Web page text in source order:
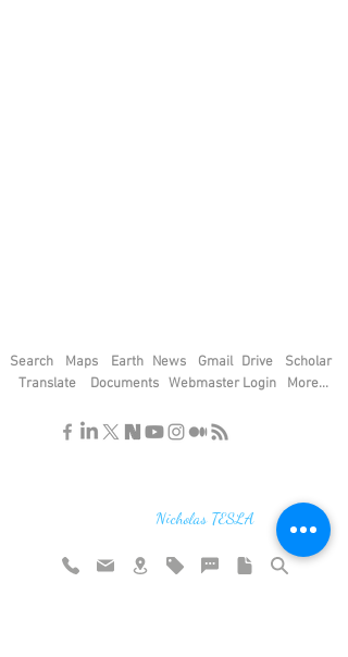
Search Maps Earth News Gmail Drive
Translate
Documents Webmaster Login
Scholar
More...
Nicholas TESLA